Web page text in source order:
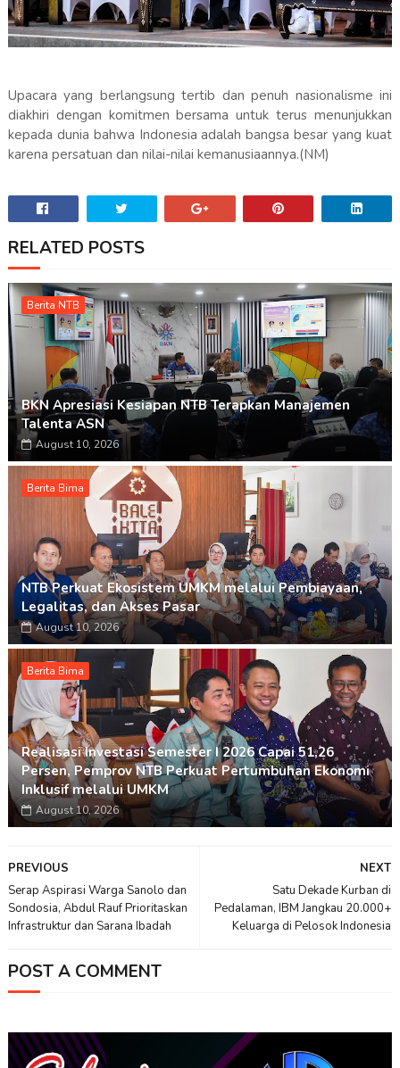
Upacara yang berlangsung tertib dan penuh nasionalisme ini
diakhiri dengan komitmen bersama untuk terus menunjukkan
kepada dunia bahwa Indonesia adalah bangsa besar yang kuat
karena persatuan dan nilai-nilai kemanusiaannya.(NM)
RELATED POSTS
Berita NTB
BKN Apresiasi Kesiapan NTB Terapkan Manajemen
Talenta ASN
August 10, 2026
Berita Bima
NTB Perkuat Ekosistem UMKM melalui Pembiayaan,
Legalitas, dan Akses Pasar
August 10, 2026
Berita Bima
Realisasi Investasi Semester I 2026 Capai 51,26
Persen, Pemprov NTB Perkuat Pertumbuhan Ekonomi
Inklusif melalui UMKM
August 10, 2026
NEXT
Satu Dekade Kurban di
Pedalaman, IBM Jangkau 20.000+
Keluarga di Pelosok Indonesia
PREVIOUS
Serap Aspirasi Warga Sanolo dan
Sondosia, Abdul Rauf Prioritaskan
Infrastruktur dan Sarana Ibadah
POST A COMMENT